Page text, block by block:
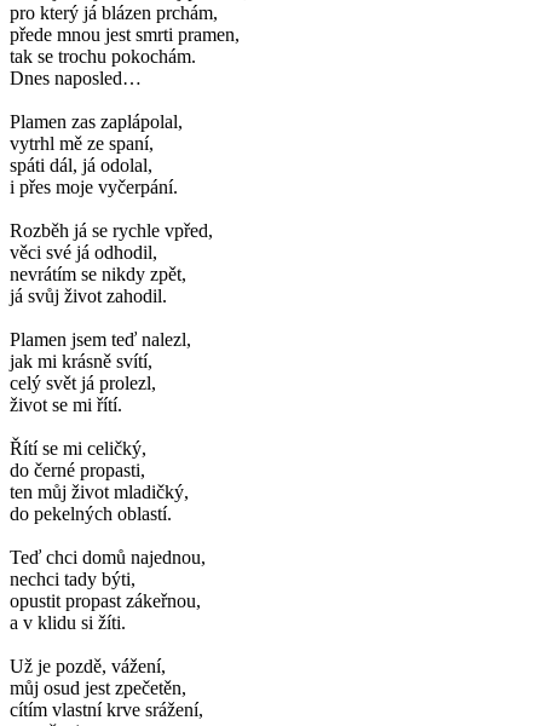
pro který já blázen prchám,
přede mnou jest smrti pramen,
tak se trochu pokochám.
Dnes naposled…
Plamen zas zaplápolal,
vytrhl mě ze spaní,
spáti dál, já odolal,
i přes moje vyčerpání.
Rozběh já se rychle vpřed,
věci své já odhodil,
nevrátím se nikdy zpět,
já svůj život zahodil.
Plamen jsem teď nalezl,
jak mi krásně svítí,
celý svět já prolezl,
život se mi řítí.
Řítí se mi celičký,
do černé propasti,
ten můj život mladičký,
do pekelných oblastí.
Teď chci domů najednou,
nechci tady býti,
opustit propast zákeřnou,
a v klidu si žíti.
Už je pozdě, vážení,
můj osud jest zpečetěn,
cítím vlastní krve srážení,